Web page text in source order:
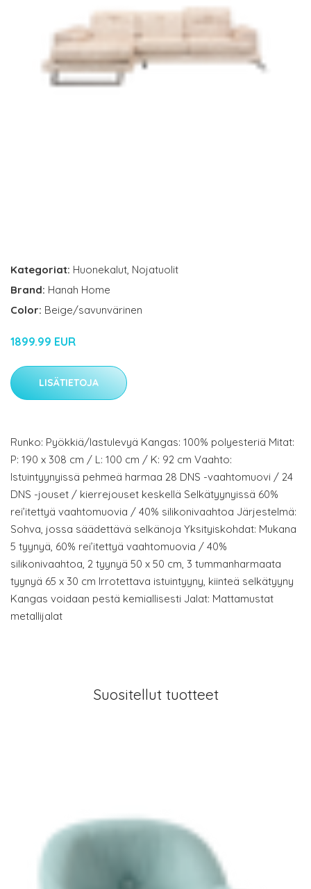
Kategoriat: Huonekalut, Nojatuolit
Brand: Hanah Home
Color: Beige/savunvärinen
1899.99 EUR
LISÄTIETOJA
Runko: Pyökkiä/lastulevyä Kangas: 100% polyesteriä Mitat:
P: 190 x 308 cm / L: 100 cm / K: 92 cm Vaahto:
Istuintyynyissä pehmeä harmaa 28 DNS -vaahtomuovi / 24
DNS -jouset / kierrejouset keskellä Selkätyynyissä 60%
rei’itettyä vaahtomuovia / 40% silikonivaahtoa Järjestelmä:
Sohva, jossa säädettävä selkänoja Yksityiskohdat: Mukana
5 tyynyä, 60% rei’itettyä vaahtomuovia / 40%
silikonivaahtoa, 2 tyynyä 50 x 50 cm, 3 tummanharmaata
tyynyä 65 x 30 cm Irrotettava istuintyyny, kiinteä selkätyyny
Kangas voidaan pestä kemiallisesti Jalat: Mattamustat
metallijalat
Suositellut tuotteet